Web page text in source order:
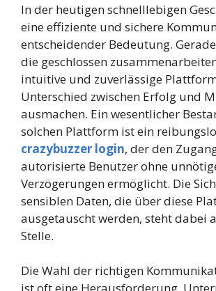
In der heutigen schnelllebigen
eine effiziente und sichere
entscheidender Bedeutung.
die geschlossen
intuitive und zuverlässige
Unterschied zwischen Erfolg und
ausmachen. Ein wesentlicher
solchen Plattform ist ein
crazybuzzer login, der den
autorisierte Benutzer ohne
Verzögerungen ermöglicht. Die
sensiblen Daten, die über diese
ausgetauscht werden, steht dabei
Stelle.
Die Wahl der richtigen